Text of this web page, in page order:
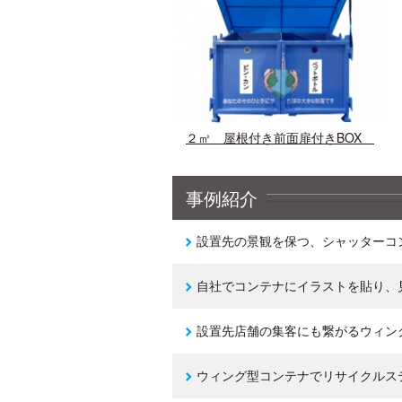
２㎥ 屋根付き前面扉付きBOX
事例紹介
設置先の景観を保つ、シャッターコ
自社でコンテナにイラストを貼り
設置先店舗の集客にも繋がるウィ
ウィング型コンテナでリサイクル